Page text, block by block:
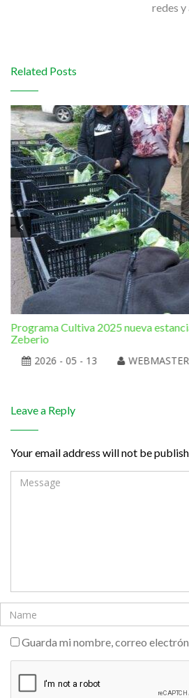
redes
Related Posts
Programa Cultiva 2025 nueva
Zeberio
2026 - 05 - 13
WEBMASTER
Leave a Reply
Your email address will not be
Guarda mi nombre, correo